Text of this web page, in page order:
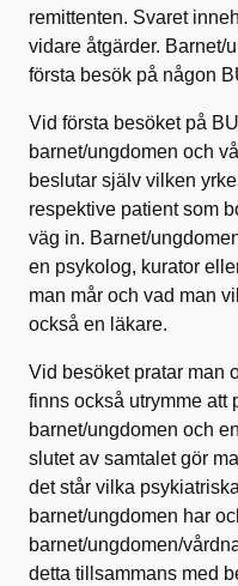
remittenten. Svaret
vidare åtgärder. Barnet/
första besök på någon
Vid första besöket på
barnet/ungdomen och
beslutar själv vilken
respektive patient som
väg in. Barnet/
en psykolog, kurator
man mår och vad man
också en läkare.
Vid besöket pratar man
finns också utrymme att
barnet/ungdomen och
slutet av samtalet gör
det står vilka
barnet/ungdomen har
barnet/ungdomen/
detta tillsammans med